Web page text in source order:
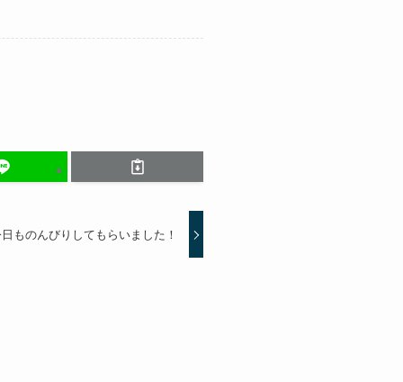
ものんびりしてもらいました！